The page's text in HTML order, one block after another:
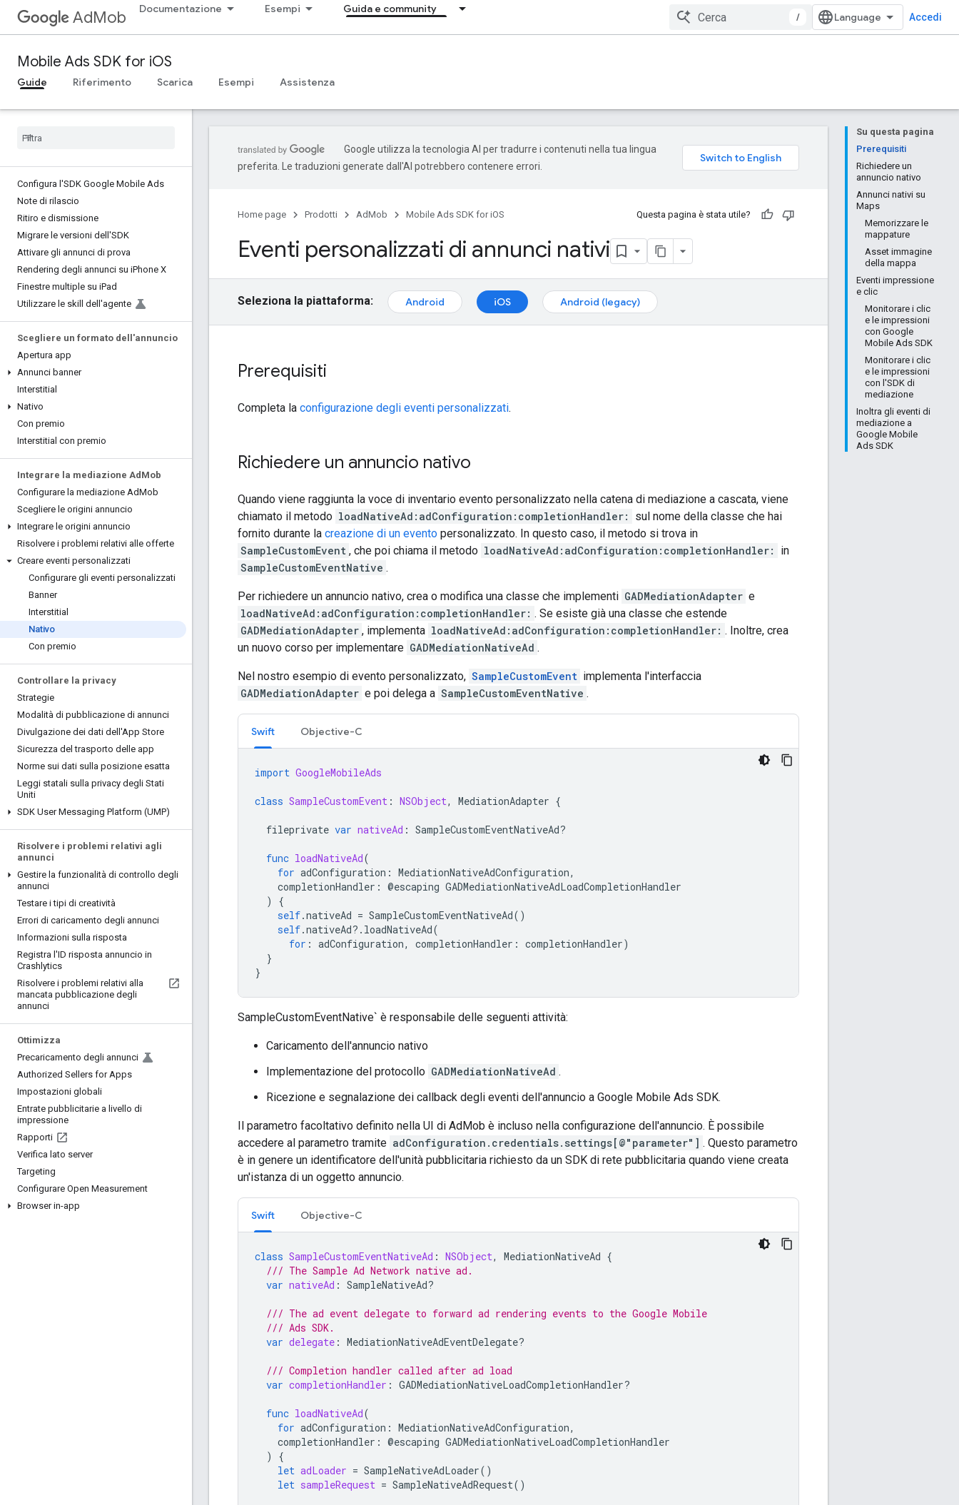
AdMob Documentazione Esempi Guida e community
/ Accedi
Mobile Ads SDK for iOS
Guide Riferimento Scarica Esempi Assistenza
Configura l'SDK Google Mobile Ads
Note di rilascio
Ritiro e dismissione
Migrare le versioni dell'SDK
Attivare gli annunci di prova
Rendering degli annunci su iPhone X
Finestre multiple su iPad
Utilizzare le skill dell'agente
Scegliere un formato dell'annuncio
Apertura app
Annunci banner
Interstitial
Nativo
Con premio
Interstitial con premio
Integrare la mediazione Ad Mob
Configurare la mediazione AdMob
Scegliere le origini annuncio
Integrare le origini annuncio
Risolvere i problemi relativi alle offerte
Creare eventi personalizzati
Configurare gli eventi personalizzati
Banner
Interstitial
Nativo
Con premio
Controllare la privacy
Strategie
Modalità di pubblicazione di annunci
Divulgazione dei dati dell'App Store
Sicurezza del trasporto delle app
Norme sui dati sulla posizione esatta
Leggi statali sulla privacy degli Stati
Uniti
SDK User Messaging Platform (UMP)
Risolvere i problemi relativi agli
annunci
Gestire la funzionalità di controllo degli
annunci
Testare i tipi di creatività
Errori di caricamento degli annunci
Informazioni sulla risposta
Registra l'ID risposta annuncio in
Crashlytics
Risolvere i problemi relativi alla
mancata pubblicazione degli
annunci
Ottimizza
Precaricamento degli annunci
Authorized Sellers for Apps
Impostazioni globali
Entrate pubblicitarie a livello di
impressione
Rapporti
Verifica lato server
Targeting
Configurare Open Measurement
Browser in-app
Su questa pagina
Prerequisiti
Richiedere un
annuncio nativo
Annunci nativi su
Maps
Memorizzare le
mappature
Asset immagine
della mappa
Eventi impressione
e clic
Monitorare i clic
e le impressioni
con Google
Mobile Ads SDK
Monitorare i clic
e le impressioni
con l'SDK di
mediazione
Inoltra gli eventi di
mediazione a
Google Mobile
Ads SDK
Google utilizza la tecnologia AI per tradurre i contenuti nella tua lingua
preferita. Le traduzioni generate dall'AI potrebbero contenere errori.
Home page Prodotti AdMob Mobile Ads SDK for iOS Questa pagina è stata utile?
Eventi personalizzati di annunci nativi
Seleziona la piattaforma: Android iOS Android (legacy)
Prerequisiti
Completa la configurazione degli eventi personalizzati.
Richiedere un annuncio nativo
Quando viene raggiunta la voce di inventario evento personalizzato nella catena di mediazione a cascata, viene
chiamato il metodo loadNativeAd:adConfiguration:completionHandler:
sul nome della classe che hai
fornito durante la creazione di un evento personalizzato. In questo caso, il metodo si trova in
SampleCustomEvent , che poi chiama il metodo loadNativeAd:adConfiguration:completionHandler:
in
SampleCustomEventNative .
Per richiedere un annuncio nativo, crea o modifica una classe che implementi GADMediationAdapter e
loadNativeAd:adConfiguration:completionHandler: . Se esiste già una classe che estende
GADMediationAdapter , implementa loadNativeAd:adConfiguration:completionHandler: . Inoltre, crea
un nuovo corso per implementare GADMediationNativeAd .
Nel nostro esempio di evento personalizzato, SampleCustomEvent implementa l'interfaccia
GADMediationAdapter e poi delega a SampleCustomEventNative .
Swift Objective-C
import GoogleMobileAds
class SampleCustomEvent : NSObject, MediationAdapter {
fileprivate var nativeAd : SampleCustomEventNativeAd?
func loadNativeAd(
for adConfiguration : MediationNativeAdConfiguration,
completionHandler : @escaping GADMediationNativeAdLoadCompletionHandler
)
{
self.nativeAd = SampleCustomEventNativeAd()
self.nativeAd?. loadNativeAd(
for : adConfiguration, completionHandler : completionHandler)
}
}
SampleCustomEventNative` è responsabile delle seguenti attività:
Caricamento dell'annuncio nativo
Implementazione del protocollo GADMediationNativeAd .
Ricezione e segnalazione dei callback degli eventi dell'annuncio a Google Mobile Ads SDK.
Il parametro facoltativo definito nella UI di AdMob è incluso nella configurazione dell'annuncio. È possibile
accedere al parametro tramite adConfiguration.credentials.settings[@"parameter"] . Questo parametro
è in genere un identificatore dell'unità pubblicitaria richiesto da un SDK di rete pubblicitaria quando viene creata
un'istanza di un oggetto annuncio.
Swift Objective-C
class SampleCustomEventNativeAd : NSObject, MediationNativeAd {
/// The Sample Ad Network native ad.
var nativeAd : SampleNativeAd?
/// The ad event delegate to forward ad rendering events to the Google Mobile
/// Ads SDK.
var delegate : MediationNativeAdEventDelegate?
/// Completion handler called after ad load
var completionHandler : GADMediationNativeLoadCompletionHandler?
func loadNativeAd(
for adConfiguration : MediationNativeAdConfiguration,
completionHandler : @escaping GADMediationNativeLoadCompletionHandler
)
{
let adLoader = SampleNativeAdLoader()
let sampleRequest = SampleNativeAdRequest()